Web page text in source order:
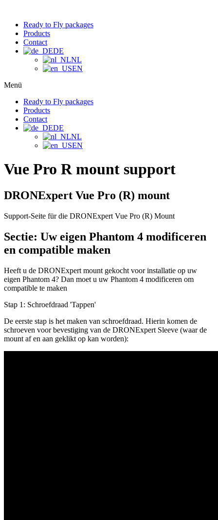
Ready to Fly packages
Products
Contact
DE
NL
EN
Menü
Ready to Fly packages
Products
Contact
DE
NL
EN
Vue Pro R mount support
DRONExpert Vue Pro (R) mount
Support-Seite für die DRONExpert Vue Pro (R) Mount
Sectie: Uw eigen Phantom 4 modificeren
en compatible maken
Heeft u de DRONExpert mount gekocht voor installatie op uw
eigen Phantom 4? Dan moet u uw Phantom 4 modificeren om
compatible te maken
Stap 1: Schroefdraad 'Tappen'
De eerste stap is het maken van schroefdraad. Hierin komen de
schroeven voor bevestiging van de DRONExpert Sleeve (waar de
mount af en aan geklikt op kan worden):